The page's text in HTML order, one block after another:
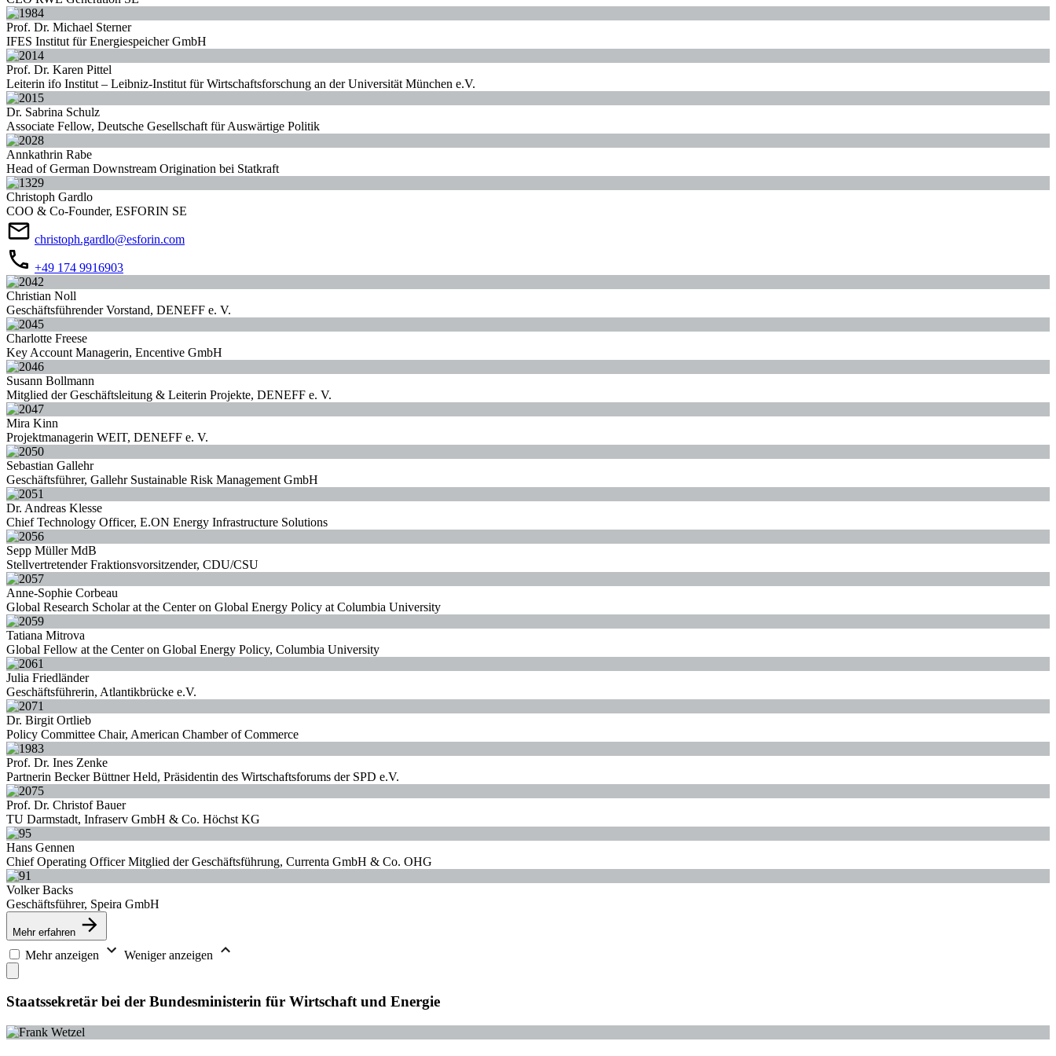
Prof. Dr. Michael Sterner
IFES Institut für Energiespeicher GmbH
Prof. Dr. Karen Pittel
Leiterin ifo Institut – Leibniz-Institut für Wirtschaftsforschung an der Universität München e.V.
Dr. Sabrina Schulz
Associate Fellow, Deutsche Gesellschaft für Auswärtige Politik
Annkathrin Rabe
Head of German Downstream Origination bei Statkraft
Christoph Gardlo
COO & Co-Founder, ESFORIN SE
christoph.gardlo@esforin.com
+49 174 9916903
Christian Noll
Geschäftsführender Vorstand, DENEFF e. V.
Charlotte Freese
Key Account Managerin, Encentive GmbH
Susann Bollmann
Mitglied der Geschäftsleitung & Leiterin Projekte, DENEFF e. V.
Mira Kinn
Projektmanagerin WEIT, DENEFF e. V.
Sebastian Gallehr
Geschäftsführer, Gallehr Sustainable Risk Management GmbH
Dr. Andreas Klesse
Chief Technology Officer, E.ON Energy Infrastructure Solutions
Sepp Müller MdB
Stellvertretender Fraktionsvorsitzender, CDU/CSU
Anne-Sophie Corbeau
Global Research Scholar at the Center on Global Energy Policy at Columbia University
Tatiana Mitrova
Global Fellow at the Center on Global Energy Policy, Columbia University
Julia Friedländer
Geschäftsführerin, Atlantikbrücke e.V.
Dr. Birgit Ortlieb
Policy Committee Chair, American Chamber of Commerce
Prof. Dr. Ines Zenke
Partnerin Becker Büttner Held, Präsidentin des Wirtschaftsforums der SPD e.V.
Prof. Dr. Christof Bauer
TU Darmstadt, Infraserv GmbH & Co. Höchst KG
Hans Gennen
Chief Operating Officer Mitglied der Geschäftsführung, Currenta GmbH & Co. OHG
Volker Backs
Geschäftsführer, Speira GmbH
Mehr erfahren
Mehr anzeigen Weniger anzeigen
Staatssekretär bei der Bundesministerin für Wirtschaft und Energie